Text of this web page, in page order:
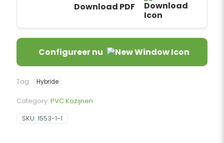
Download PDF
Configureer nu
Tag: Hybride
Category: PVC Kozijnen
SKU: 1553-1-1